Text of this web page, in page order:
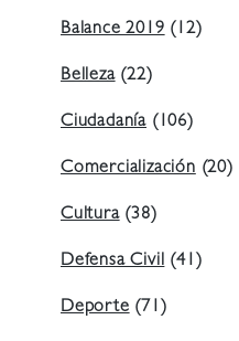
Balance 2019 (12)
Belleza(22)
Ciudadanía (106)
Comercialización (20)
Cultura(38)
Defensa Civil (41)
Deporte (71)